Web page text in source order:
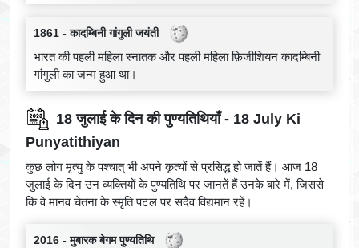
1861 - कादम्बिनी गांगुली जयंती
भारत की पहली महिला स्नातक और पहली महिला फ़िजीशियन कादम्बिनी
गांगुली का जन्म हुआ था।
18 जुलाई के दिन की पुण्यतिथियाँ - 18 July Ki
Punyatithiyan
कुछ लोग मृत्यु के पश्चात् भी अपने कृत्यों से प्रसिद्ध हो जातें हैं। आज 18
जुलाई के दिन उन व्यक्तियों के पुण्यतिथि पर जानतें हैं उनके बारे में, जिससे
कि वे मानव चेतना के स्मृति पटल पर सदैव विद्यमान रहें।
2016 - मुबारक बेगम पुण्यतिथि